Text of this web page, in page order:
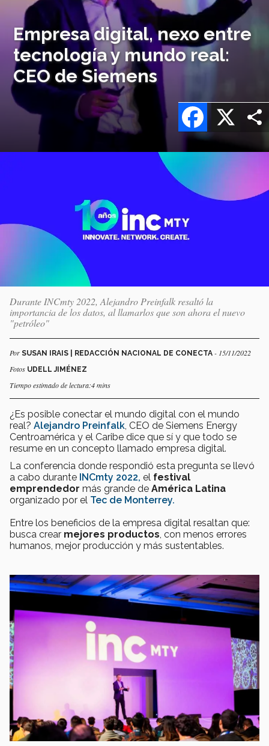
Empresa digital, nexo entre
tecnología y mundo real:
CEO de Siemens
X
Facebook
Durante INCmty 2022, Alejandro Preinfalk resaltó la
importancia de los datos, al llamarlos que son ahora el nuevo
"petróleo"
Por SUSAN IRAIS | REDACCIÓN NACIONAL DE CONECTA - 15/11/2022
Fotos UDELL JIMÉNEZ
Tiempo estimado de lectura:4 mins
¿Es posible conectar el mundo digital con el mundo
real? Alejandro Preinfalk , CEO de Siemens Energy
Centroamérica y el Caribe dice que sí y que todo se
resume en un concepto llamado empresa digital.
La conferencia donde respondió esta pregunta se llevó
a cabo durante INCmty 2022, el festival
emprendedor más grande de América Latina
organizado por el Tec de Monterrey.
Entre los beneficios de la empresa digital resaltan que:
busca crear mejores productos , con menos errores
humanos, mejor producción y más sustentables.